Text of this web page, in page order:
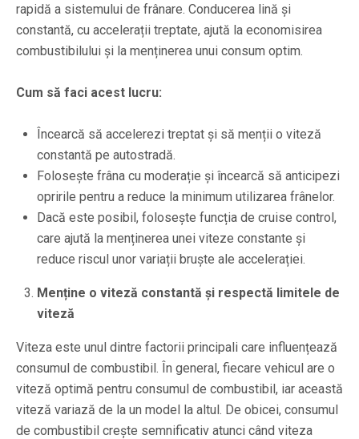
rapidă a sistemului de frânare. Conducerea lină și
constantă, cu accelerații treptate, ajută la economisirea
combustibilului și la menținerea unui consum optim.
Cum să faci acest lucru:
Încearcă să accelerezi treptat și să menții o viteză
constantă pe autostradă.
Folosește frâna cu moderație și încearcă să anticipezi
opririle pentru a reduce la minimum utilizarea frânelor.
Dacă este posibil, folosește funcția de cruise control,
care ajută la menținerea unei viteze constante și
reduce riscul unor variații bruște ale accelerației.
Menține o viteză constantă și respectă limitele de
viteză
Viteza este unul dintre factorii principali care influențează
consumul de combustibil. În general, fiecare vehicul are o
viteză optimă pentru consumul de combustibil, iar această
viteză variază de la un model la altul. De obicei, consumul
de combustibil crește semnificativ atunci când viteza